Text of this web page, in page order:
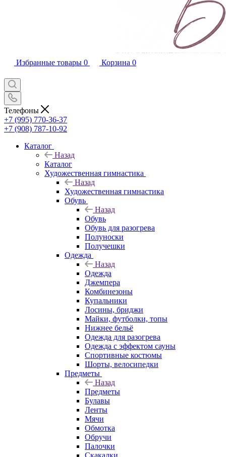
Избранные товары 0 Корзина 0
Телефоны
+7 (995) 770-36-37
+7 (908) 787-10-92
Каталог
Назад
Каталог
Художественная гимнастика
Назад
Художественная гимнастика
Обувь
Назад
Обувь
Обувь для разогрева
Полуноски
Получешки
Одежда
Назад
Одежда
Джемпера
Комбинезоны
Купальники
Лосины, бриджи
Майки, футболки, топы
Нижнее бельё
Одежда для разогрева
Одежда с эффектом сауны
Спортивные костюмы
Шорты, велосипедки
Предметы
Назад
Предметы
Булавы
Ленты
Мячи
Обмотка
Обручи
Палочки
Скакалки